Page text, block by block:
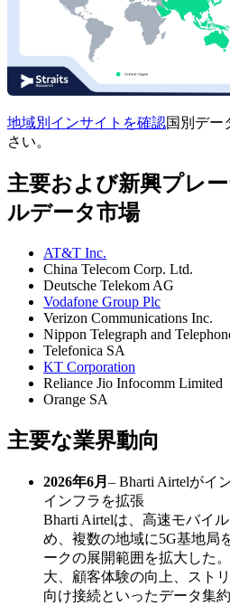
地域別インサイトを確認国別デー
さい。
主要および新興プレ
ルデータ市場
AT&T Inc.
China Telecom Corp. Ltd.
Deutsche Telekom AG
Vodafone Group Plc
Verizon Communications Inc.
Nippon Telegraph and
Telefonica SA
KT Corporation
Reliance Jio Infocomm Limited
Orange SA
主要な業界動向
2026年6月 – Bharti Airtelがイ
インフラを拡張
Bharti Airtelは、高速モバイ
め、複数の地域に5G基地局
ークの展開範囲を拡大した
大、顧客体験の向上、スト
向け接続といったデータ集